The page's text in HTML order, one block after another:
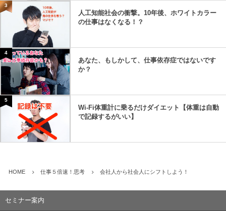
3
人工知能社会の衝撃。10年後、ホワイトカラー
の仕事はなくなる！？
4
あなた、もしかして、仕事依存症ではないです
か？
5
Wi-Fi体重計に乗るだけダイエット【体重は自動
で記録するがいい】
HOME 仕事５倍速！思考 会社人から社会人にシフトしよう！
セミナー案内